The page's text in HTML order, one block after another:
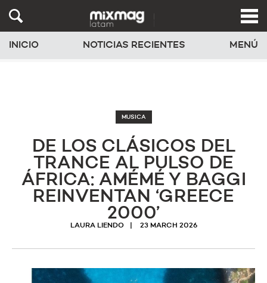
INICIO NOTICIAS RECIENTES MENÚ
MUSICA
DE LOS CLÁSICOS DEL
TRANCE AL PULSO DE
ÁFRICA: AMÉMÉ Y BAGGI
REINVENTAN ‘GREECE
2000’
LAURA LIENDO 23 MARCH 2026